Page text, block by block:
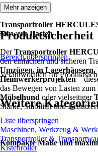
Transportroller
schwere Lasten
DerTransportroller
den einfachen und sicheren
Umzügen, in
Heimwerkerprojekten–
das Bewegen von Lasten
Möbelhund oder vielseitiger
Stärke, Stabilität und
Kompakte Maße und
Mehr anzeigen
Produktsicherheit
Bereich überspringen
Verantwortlich für
Weitere
Liste überspringen
Maschinen, Werkzeug &
Transportroller &
Kistenroller